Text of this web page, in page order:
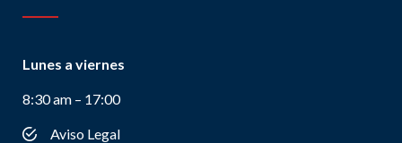
Lunes a viernes
8:30 am – 17:00
Aviso Legal